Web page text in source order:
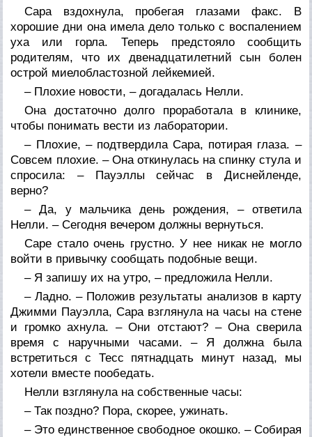
Сара вздохнула, пробегая глазами факс. В
хорошие дни она имела дело только с воспалением
уха или горла. Теперь предстояло сообщить
родителям, что их двенадцатилетний сын болен
острой миелобластозной лейкемией.
– Плохие новости, – догадалась Нелли.
Она достаточно долго проработала в клинике,
чтобы понимать вести из лаборатории.
– Плохие, – подтвердила Сара, потирая глаза. –
Совсем плохие. – Она откинулась на спинку стула и
спросила: – Пауэллы сейчас в Диснейленде,
верно?
– Да, у мальчика день рождения, – ответила
Нелли. – Сегодня вечером должны вернуться.
Саре стало очень грустно. У нее никак не могло
войти в привычку сообщать подобные вещи.
– Я запишу их на утро, – предложила Нелли.
– Ладно. – Положив результаты анализов в карту
Джимми Пауэлла, Сара взглянула на часы на стене
и громко ахнула. – Они отстают? – Она сверила
время с наручными часами. – Я должна была
встретиться с Тесс пятнадцать минут назад, мы
хотели вместе пообедать.
Нелли взглянула на собственные часы:
– Так поздно? Пора, скорее, ужинать.
– Это единственное свободное окошко. – Собирая